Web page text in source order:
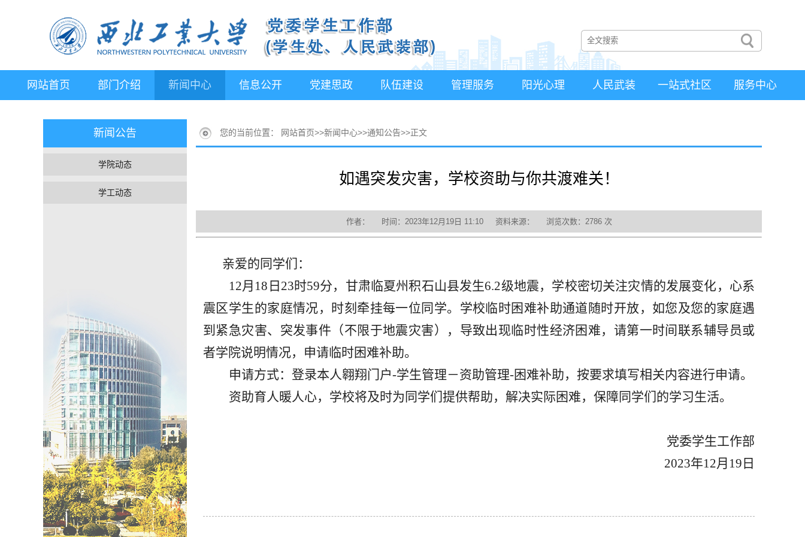
网站首页 部门介绍 新闻中心 信息公开 党建思政 队伍建设 管理服务 阳光心理 人民武装 一站式社区 服务中心
新闻公告
学院动态
学工动态
您的当前位置： 网站首页>>新闻中心>>通知公告>>正文
如遇突发灾害，学校资助与你共渡难关！
作者： 时间：2023年12月19日 11:10 资料来源： 浏览次数： 2786 次
亲爱的同学们：
12月18日23时59分，甘肃临夏州积石山县发生6.2级地震，学校密切关注灾情的发展变化，心系
震区学生的家庭情况， 时刻牵挂每一位同学。 学校临时困难补助通道随时开放，如您及您的家庭遇
到紧急灾害、突发事件 （不限于地震灾害），导致出现临时性经济困难， 请第一时间联系辅导员或
者学院说明情况， 申请临时困难补助。
申请方式：登录本人翱翔门户-学生管理－资助管理-困难补助，按要求填写相关内容进行申请。
资助育人暖人心， 学校将及时为 同学们提供帮助，解决实际困难，保障同学们的学习生活。
党委学生工作部
2023年12月 19 日